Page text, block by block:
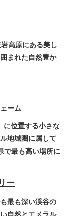
高原にある美し
まれた自然豊か
ーム
に位置する小さな
地域圏に属して
で最も高い場所に
ー
最も深い渓谷の
自然とエメラル